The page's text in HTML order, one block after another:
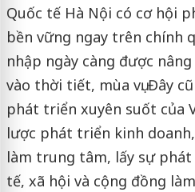
Quốc tế Hà Nội có cơ hội
bền vững ngay trên chính
nhập ngày càng được
vào thời tiết, mùa vụ. Đây
phát triển xuyên suốt của
lược phát triển kinh
làm trung tâm, lấy sự
tế, xã hội và cộng đồng